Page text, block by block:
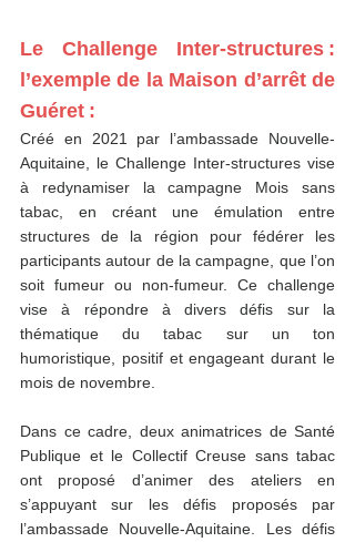
Le Challenge Inter-structures :
l’exemple de la Maison d’arrêt de
Guéret :
Créé en 2021 par l’ambassade Nouvelle-
Aquitaine, le Challenge Inter-structures vise
à redynamiser la campagne Mois sans
tabac, en créant une émulation entre
structures de la région pour fédérer les
participants autour de la campagne, que l’on
soit fumeur ou non-fumeur. Ce challenge
vise à répondre à divers défis sur la
thématique du tabac sur un ton
humoristique, positif et engageant durant le
mois de novembre.
Dans ce cadre, deux animatrices de Santé
Publique et le Collectif Creuse sans tabac
ont proposé d’animer des ateliers en
s’appuyant sur les défis proposés par
l’ambassade Nouvelle-Aquitaine. Les défis